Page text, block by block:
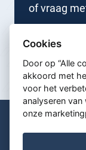
of vraag
Nu
© Coemans
Cookies
Door op “Alle
akkoord met
voor het
analyseren
onze